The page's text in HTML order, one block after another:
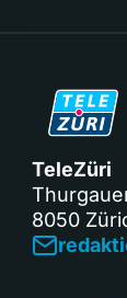
TeleZüri
8050